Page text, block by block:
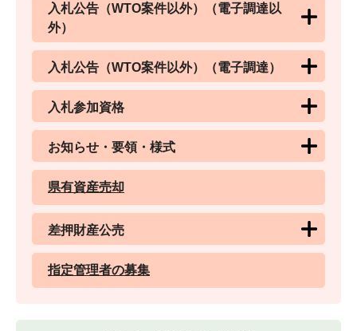
入札公告（WTO案件以外）（電子調達以
外）
入札公告（WTO案件以外）（電子調達）
入札参加資格
お知らせ・要領・様式
県有資産売却
差押財産公売
指定管理者の募集